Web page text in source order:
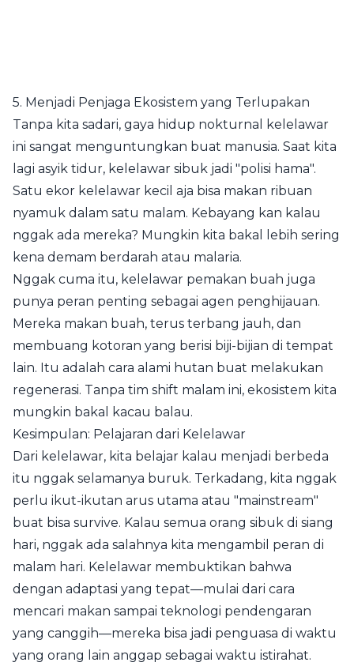
5. Menjadi Penjaga Ekosistem yang Terlupakan
Tanpa kita sadari, gaya hidup nokturnal kelelawar
ini sangat menguntungkan buat manusia. Saat kita
lagi asyik tidur, kelelawar sibuk jadi "polisi hama".
Satu ekor kelelawar kecil aja bisa makan ribuan
nyamuk dalam satu malam. Kebayang kan kalau
nggak ada mereka? Mungkin kita bakal lebih sering
kena demam berdarah atau malaria.
Nggak cuma itu, kelelawar pemakan buah juga
punya peran penting sebagai agen penghijauan.
Mereka makan buah, terus terbang jauh, dan
membuang kotoran yang berisi biji-bijian di tempat
lain. Itu adalah cara alami hutan buat melakukan
regenerasi. Tanpa tim shift malam ini, ekosistem kita
mungkin bakal kacau balau.
Kesimpulan: Pelajaran dari Kelelawar
Dari kelelawar, kita belajar kalau menjadi berbeda
itu nggak selamanya buruk. Terkadang, kita nggak
perlu ikut-ikutan arus utama atau "mainstream"
buat bisa survive. Kalau semua orang sibuk di siang
hari, nggak ada salahnya kita mengambil peran di
malam hari. Kelelawar membuktikan bahwa
dengan adaptasi yang tepat—mulai dari cara
mencari makan sampai teknologi pendengaran
yang canggih—mereka bisa jadi penguasa di waktu
yang orang lain anggap sebagai waktu istirahat.